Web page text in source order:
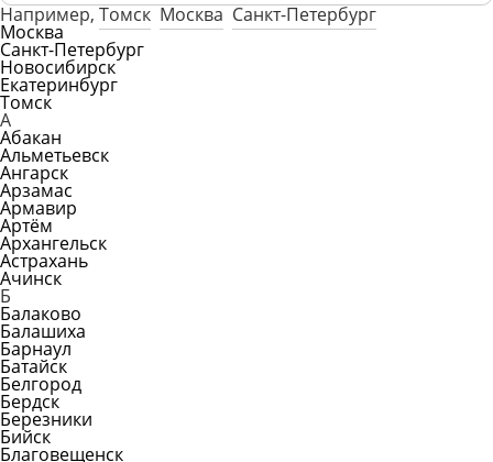
Например,Томск Москва Санкт-Петербург
Москва
Санкт-Петербург
Новосибирск
Екатеринбург
Томск
А
Абакан
Альметьевск
Ангарск
Арзамас
Армавир
Артём
Архангельск
Астрахань
Ачинск
Б
Балаково
Балашиха
Барнаул
Батайск
Белгород
Бердск
Березники
Бийск
Благовещенск